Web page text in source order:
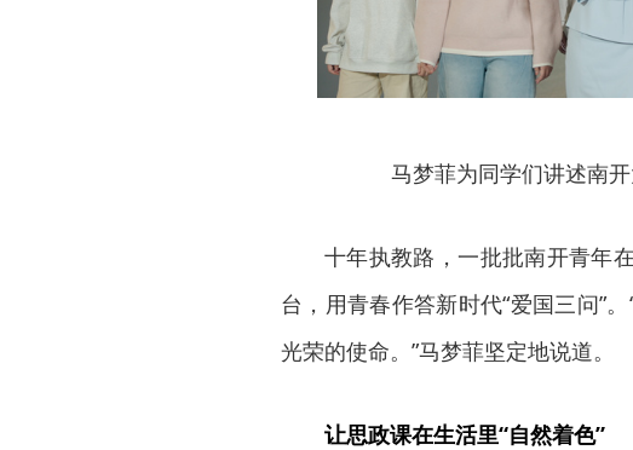
马梦菲为同学们讲述南
十年执教路，一批批南开青年
台，用青春作答新时代“爱国三问”
光荣的使命。”马梦菲坚定地说道。
让思政课在生活里“自然着色”